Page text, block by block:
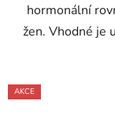
hormonální
žen. Vhodné je
AKCE